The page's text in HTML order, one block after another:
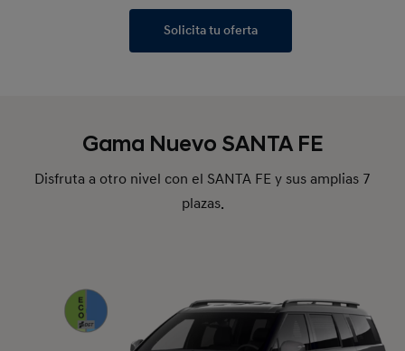
Solicita tu oferta
Gama Nuevo SANTA FE
Disfruta a otro nivel con el SANTA FE y sus amplias 7
plazas.